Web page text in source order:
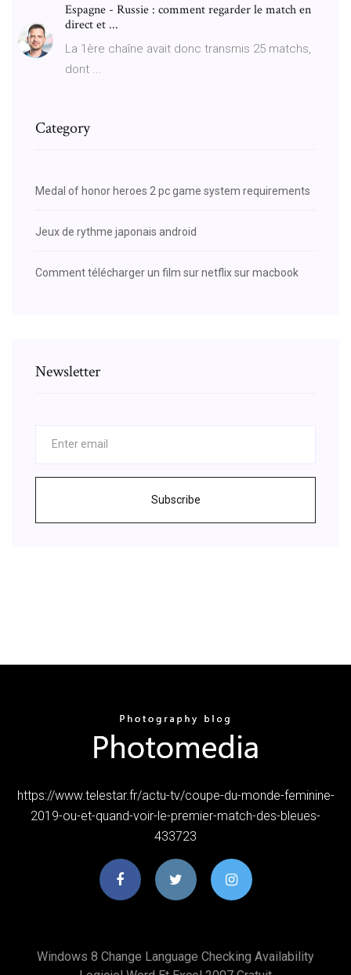
Espagne - Russie : comment regarder le match en
direct et ...
La 1ère chaîne avait donc transmis 25 matchs,
dont ...
Category
Medal of honor heroes 2 pc game system requirements
Jeux de rythme japonais android
Comment télécharger un film sur netflix sur macbook
Newsletter
Subscribe
https://www.telestar.fr/actu-tv/coupe-du-monde-feminine-
2019-ou-et-quand-voir-le-premier-match-des-bleues-
433723
Windows 8 Change Language Checking Availability